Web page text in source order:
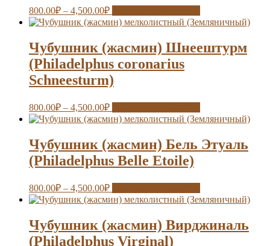
800.00₽ – 4,500.00₽
Чубушник (жасмин) Шнеештурм
(Philadelphus coronarius
Schneesturm)
800.00₽ – 4,500.00₽
Чубушник (жасмин) Бель Этуаль
(Philadelphus Belle Etoile)
800.00₽ – 4,500.00₽
Чубушник (жасмин) Вирджиналь
(Philadelphus Virginal)